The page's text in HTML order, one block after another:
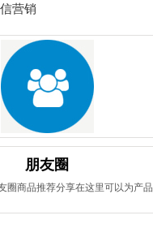
营销
朋友圈
圈商品推荐分享在这里可以为产品